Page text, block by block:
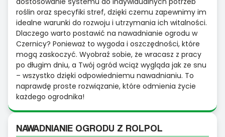
roślin oraz specyfiki stref, dzięki czemu zapewnimy im
idealne warunki do rozwoju i utrzymania ich witalności.
Dlaczego warto postawić na nawadnianie ogrodu w
Czernicy? Ponieważ to wygoda i oszczędności, które
mogą zaskoczyć. Wyobraź sobie, że wracasz z pracy
po długim dniu, a Twój ogród wciąż wygląda jak ze snu
– wszystko dzięki odpowiedniemu nawadnianiu. To
naprawdę proste rozwiązanie, które odmienia życie
każdego ogrodnika!
NAWADNIANIE OGRODU Z ROLPOL